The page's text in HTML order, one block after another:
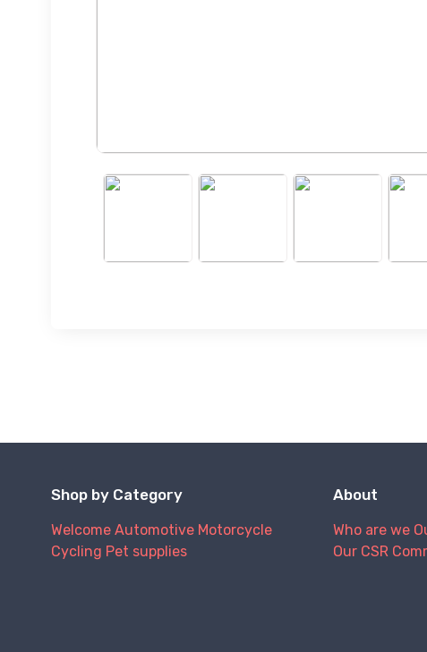
Shop by Category
Welcome Automotive Motorcycle
Cycling Pet supplies
About
Who are we
Our CSR